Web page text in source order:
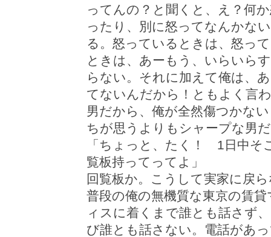
ってんの？と聞くと、え？何
ったり、別に怒ってなんかな
る。怒っているときは、怒っ
ときは、あーもう、いらいら
らない。それに加えて俺は、
てないんだから！ともよく言
男だから、俺が全然傷つかな
ちが思うよりもシャープな男
「ちょっと、たく！ 1日中
覧板持ってってよ」
回覧板か。こうして実家に戻
普段の俺の無機質な東京の賃
ィスに着くまで誰とも話さず
び誰とも話さない。電話があ